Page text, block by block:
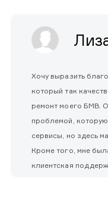
Хочу выразить
который так
ремонт моего БМВ.
проблемой,
сервисы, но здесь
Кроме того, мне
клиентская